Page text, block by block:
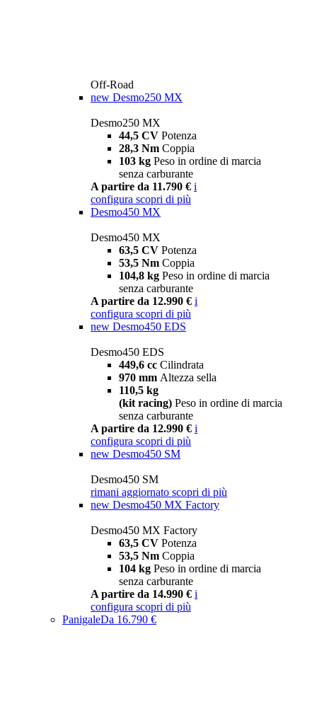
Off-Road
new Desmo250 MX
Desmo250 MX
44,5 CV Potenza
28,3 Nm Coppia
103 kg Peso in ordine di marcia
senza carburante
A partire da 11.790 € i
configura scopri di più
Desmo450 MX
Desmo450 MX
63,5 CV Potenza
53,5 Nm Coppia
104,8 kg Peso in ordine di marcia
senza carburante
A partire da 12.990 € i
configura scopri di più
new Desmo450 EDS
Desmo450 EDS
449,6 cc Cilindrata
970 mm Altezza sella
110,5 kg
(kit racing) Peso in ordine di marcia
senza carburante
A partire da 12.990 € i
configura scopri di più
new Desmo450 SM
Desmo450 SM
rimani aggiornato scopri di più
new Desmo450 MX Factory
Desmo450 MX Factory
63,5 CV Potenza
53,5 Nm Coppia
104 kg Peso in ordine di marcia
senza carburante
A partire da 14.990 € i
configura scopri di più
PanigaleDa 16.790 €